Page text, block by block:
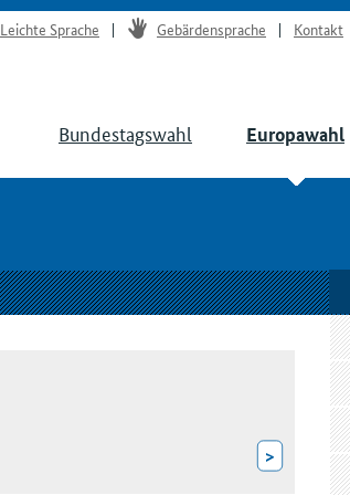
Leichte Sprache Gebärdensprache Kontakt
Bundestagswahl Europawahl
>